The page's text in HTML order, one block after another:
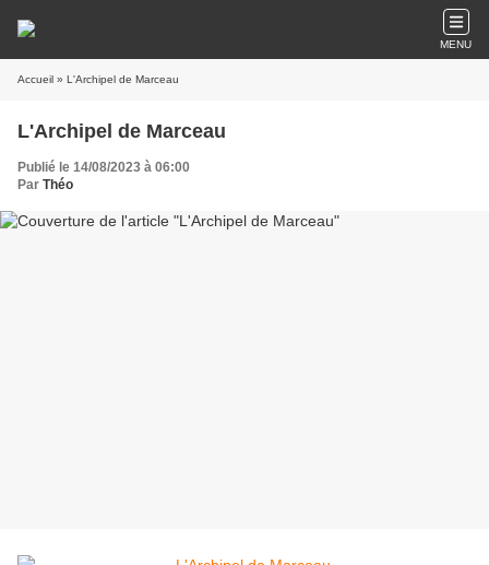
MENU
Accueil » L'Archipel de Marceau
L'Archipel de Marceau
Publié le 14/08/2023 à 06:00
Par Théo